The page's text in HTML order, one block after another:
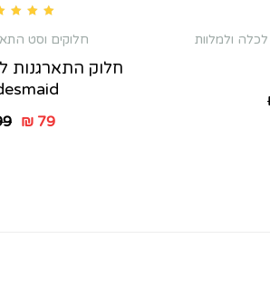
ולמלוות חלוקים וסט
חלוק התארגנות
₪79